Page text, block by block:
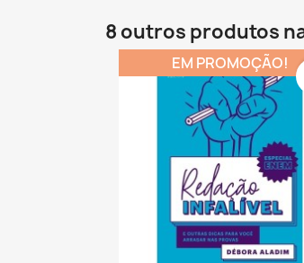
8 outros produtos
EM PROMOÇÃO!